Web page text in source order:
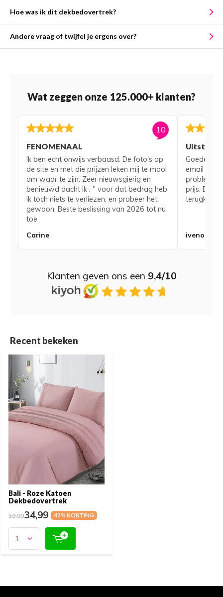
Hoe was ik dit dekbedovertrek?
Andere vraag of twijfel je ergens over?
Wat zeggen onze 125.000+ klanten?
10
FENOMENAAL
Ik ben echt onwijs verbaasd. De foto's op
de site en met die prijzen leken mij te mooi
om waar te zijn. Zeer nieuwsgierig en
benieuwd dacht ik : " voor dat bedrag heb
ik toch niets te verliezen, en probeer het
gewoon. Beste beslissing van 2026 tot nu
toe.
Carine
Goede
email voor
probleem
prijs. Bij
iveno
Klanten geven ons een 9,4/10
Recent bekeken
Bali - Roze Katoen
Dekbedovertrek
59,9934,99 42% KORTING